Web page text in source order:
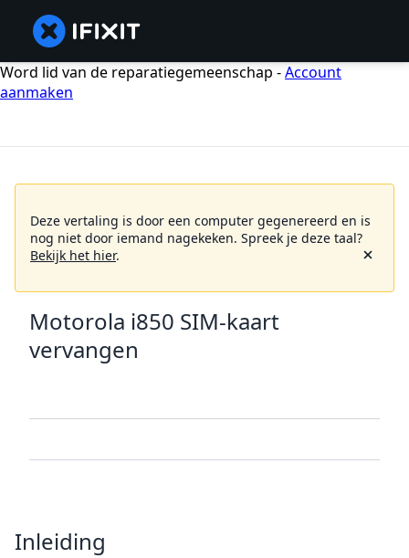
Word lid van de reparatiegemeenschap -Account
aanmaken
Deze vertaling is door een computer gegenereerd en is
nog niet door iemand nagekeken. Spreek je deze taal?
Bekijk het hier.
Motorola i850 SIM-kaart
vervangen
Inleiding